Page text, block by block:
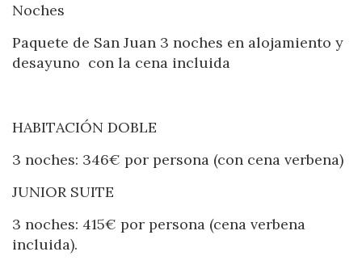
Noches
Paquete de San Juan 3 noches en alojamiento y
desayuno con la cena incluida
HABITACIÓN DOBLE
3 noches: 346€ por persona (con cena verbena)
JUNIOR SUITE
3 noches: 415€ por persona (cena verbena
incluida).